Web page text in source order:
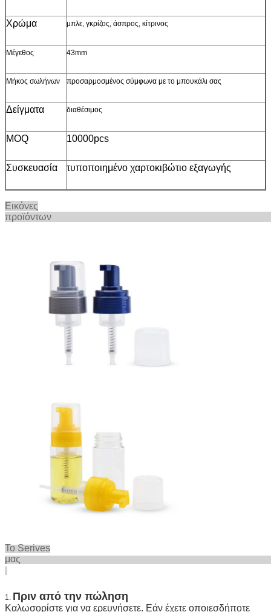
Χρώμα μπλε, γκρίζος, άσπρος, κίτρινος
Μέγεθος 43mm
Μήκος σωλήνων προσαρμοσμένος σύμφωνα με το μπουκάλι σας
Δείγματα διαθέσιμος
MOQ 10000pcs
Συσκευασία τυποποιημένο χαρτοκιβώτιο εξαγωγής
Εικόνες
Το Serives
1. Πριν από την πώληση
Καλωσορίστε για να ερευνήσετε. Εάν έχετε οποιεσδήποτε